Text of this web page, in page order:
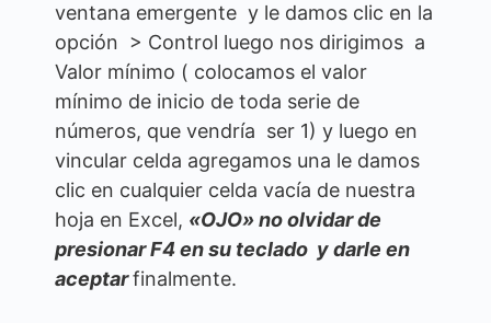
ventana emergente y le damos clic en la
opción > Control luego nos dirigimos a
Valor mínimo ( colocamos el valor
mínimo de inicio de toda serie de
números, que vendría ser 1) y luego en
vincular celda agregamos una le damos
clic en cualquier celda vacía de nuestra
hoja en Excel, «OJO» no olvidar de
presionar F4 en su teclado y darle en
aceptarfinalmente.